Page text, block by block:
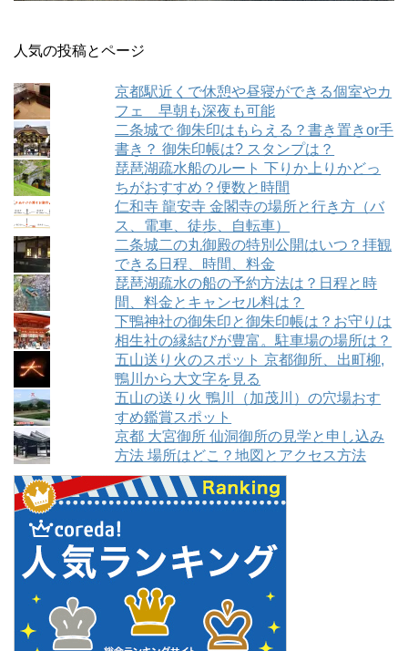
人気の投稿とページ
京都駅近くで休憩や昼寝ができる個室やカ
フェ 早朝も深夜も可能
二条城で 御朱印はもらえる？書き置きor手
書き？ 御朱印帳は? スタンプは？
琵琶湖疏水船のルート 下りか上りかどっ
ちがおすすめ？便数と時間
仁和寺 龍安寺 金閣寺の場所と行き方（バ
ス、電車、徒歩、自転車）
二条城二の丸御殿の特別公開はいつ？拝観
できる日程、時間、料金
琵琶湖疏水の船の予約方法は？日程と時
間、料金とキャンセル料は？
下鴨神社の御朱印と御朱印帳は？お守りは
相生社の縁結びが豊富。駐車場の場所は？
五山送り火のスポット 京都御所、出町柳,
鴨川から大文字を見る
五山の送り火 鴨川（加茂川）の穴場おす
すめ鑑賞スポット
京都 大宮御所 仙洞御所の見学と申し込み
方法 場所はどこ？地図とアクセス方法